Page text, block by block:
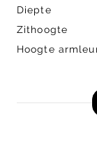
Diepte
Zithoogte
Hoogte